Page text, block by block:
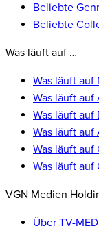
Beliebte
Beliebte
Was läuft auf …
Was läuft auf
Was läuft auf
Was läuft auf
Was läuft auf
Was läuft auf
Was läuft auf
VGN Medien
Über TV-